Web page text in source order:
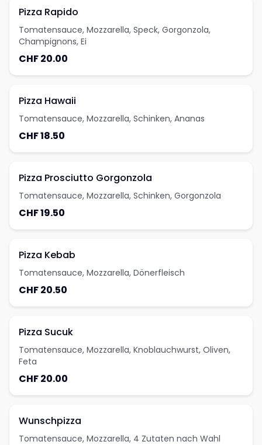
Pizza Rapido
Tomatensauce, Mozzarella, Speck, Gorgonzola,
Champignons, Ei
CHF 20.00
Pizza Hawaii
Tomatensauce, Mozzarella, Schinken, Ananas
CHF 18.50
Pizza Prosciutto Gorgonzola
Tomatensauce, Mozzarella, Schinken, Gorgonzola
CHF 19.50
Pizza Kebab
Tomatensauce, Mozzarella, Dönerfleisch
CHF 20.50
Pizza Sucuk
Tomatensauce, Mozzarella, Knoblauchwurst, Oliven,
Feta
CHF 20.00
Wunschpizza
Tomatensauce, Mozzarella, 4 Zutaten nach Wahl